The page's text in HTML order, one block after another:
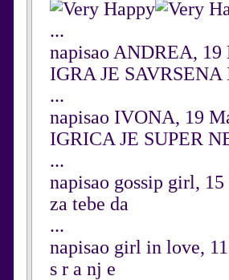
...
napisao ANDREA, 19
IGRA JE
...
napisao IVONA, 19
IGRICA JE SUPER
...
napisao gossip girl,
za tebe da
...
napisao girl in love,
s r a nj e